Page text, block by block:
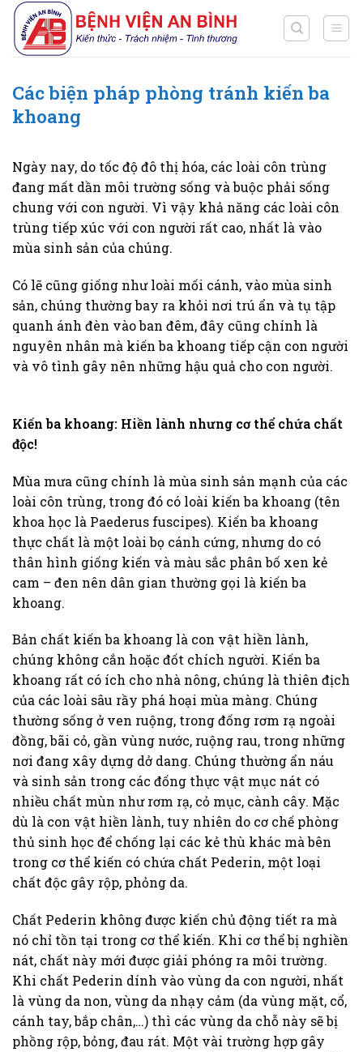
Chuyển
đến
nội
Các biện pháp phòng tránh kiến ba
khoang
Ngày nay, do tốc độ đô thị hóa, các loài côn trùng
đang mất dần môi trường sống và buộc phải sống
chung với con người. Vì vậy khả năng các loài côn
trùng tiếp xúc với con người rất cao, nhất là vào
mùa sinh sản của chúng.
Có lẽ cũng giống như loài mối cánh, vào mùa sinh
sản, chúng thường bay ra khỏi nơi trú ẩn và tụ tập
quanh ánh đèn vào ban đêm, đây cũng chính là
nguyên nhân mà kiến ba khoang tiếp cận con người
và vô tình gây nên những hậu quả cho con người.
Kiến ba khoang: Hiền lành nhưng cơ thể chứa chất
độc!
Mùa mưa cũng chính là mùa sinh sản mạnh của các
loài côn trùng, trong đó có loài kiến ba khoang (tên
khoa học là Paederus fuscipes). Kiến ba khoang
thực chất là một loài bọ cánh cứng, nhưng do có
thân hình giống kiến và màu sắc phân bố xen kẻ
cam – đen nên dân gian thường gọi là kiến ba
khoang.
Bản chất kiến ba khoang là con vật hiền lành,
chúng không cắn hoặc đốt chích người. Kiến ba
khoang rất có ích cho nhà nông, chúng là thiên địch
của các loài sâu rầy phá hoại mùa màng. Chúng
thường sống ở ven ruộng, trong đống rơm rạ ngoài
đồng, bãi cỏ, gần vùng nước, ruộng rau, trong những
nơi đang xây dựng dở dang. Chúng thường ẩn náu
và sinh sản trong các đống thực vật mục nát có
nhiều chất mùn như rơm rạ, cỏ mục, cành cây. Mặc
dù là con vật hiền lành, tuy nhiên do cơ chế phòng
thủ sinh học để chống lại các kẻ thù khác mà bên
trong cơ thể kiến có chứa chất Pederin, một loại
chất độc gây rộp, phỏng da.
Chất Pederin không được kiến chủ động tiết ra mà
nó chỉ tồn tại trong cơ thể kiến. Khi cơ thể bị nghiền
nát, chất này mới được giải phóng ra môi trường.
Khi chất Pederin dính vào vùng da con người, nhất
là vùng da non, vùng da nhạy cảm (da vùng mặt, cổ,
cánh tay, bắp chân,…) thì các vùng da chỗ này sẽ bị
phồng rộp, bỏng, đau rát. Một vài trường hợp gây